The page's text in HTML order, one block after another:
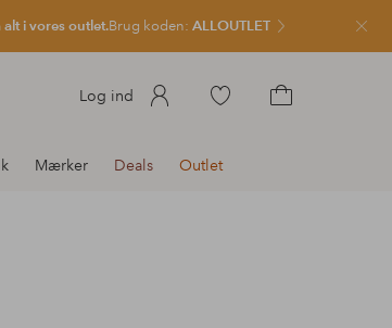
i vores outlet.Brug koden: ALLOUTLET Luk
Log ind
Gå
produkter
Mærker Deals Outlet